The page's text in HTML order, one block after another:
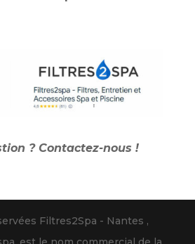
? Contactez-nous !
Filtres2Spa - Nantes ,